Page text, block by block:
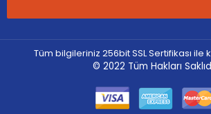
Tüm bilgileriniz 256bit SSL Sertifikası ile
© 2022 Tüm Hakları